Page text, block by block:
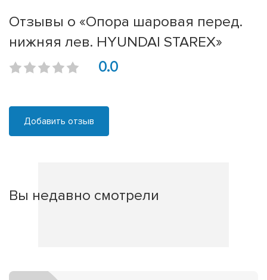
Отзывы о «Опора шаровая перед.
нижняя лев. HYUNDAI STAREX»
0.0
Добавить отзыв
Вы недавно смотрели